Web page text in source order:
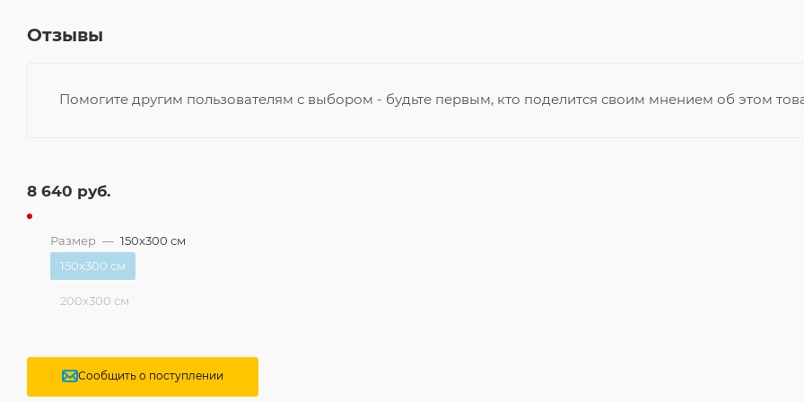
Отзывы
Помогите другим пользователям с выбором - будьте первым, кто поделится своим мнением об этом
8 640 руб.
Размер — 150x300 см
150x300 см
200x300 см
Сообщить о поступлении